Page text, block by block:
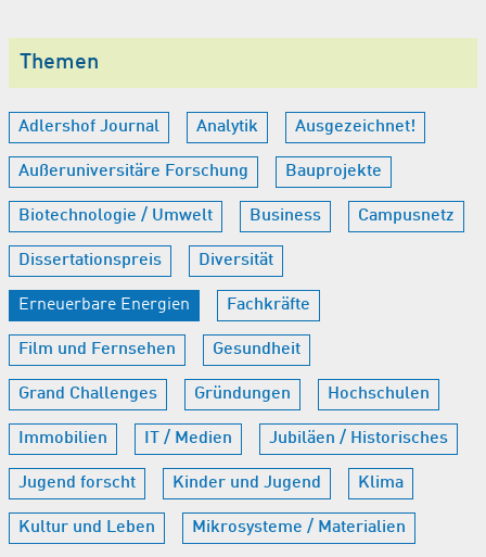
Themen
Adlershof Journal Analytik Ausgezeichnet!
Außeruniversitäre Forschung Bauprojekte
Biotechnologie / Umwelt Business Campusnetz
Dissertationspreis Diversität
Erneuerbare Energien Fachkräfte
Film und Fernsehen Gesundheit
Grand Challenges Gründungen Hochschulen
Immobilien IT / Medien Jubiläen / Historisches
Jugend forscht Kinder und Jugend Klima
Kultur und Leben Mikrosysteme / Materialien